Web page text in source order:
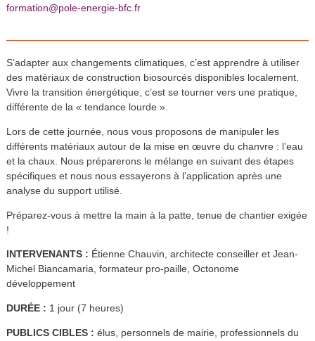
formation@pole-energie-bfc.fr
S’adapter aux changements climatiques, c’est apprendre à utiliser
des matériaux de construction biosourcés disponibles localement.
Vivre la transition énergétique, c’est se tourner vers une pratique,
différente de la « tendance lourde ».
Lors de cette journée, nous vous proposons de manipuler les
différents matériaux autour de la mise en œuvre du chanvre : l’eau
et la chaux. Nous préparerons le mélange en suivant des étapes
spécifiques et nous nous essayerons à l’application après une
analyse du support utilisé.
Préparez-vous à mettre la main à la patte, tenue de chantier exigée
!
INTERVENANTS : Étienne Chauvin, architecte conseiller et Jean-
Michel Biancamaria, formateur pro-paille, Octonome
développement
DURÉE : 1 jour (7 heures)
PUBLICS CIBLES : élus, personnels de mairie, professionnels du